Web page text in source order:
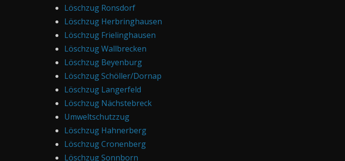
Löschzug Ronsdorf
Löschzug Herbringhausen
Löschzug Frielinghausen
Löschzug Wallbrecken
Löschzug Beyenburg
Löschzug Schöller/Dornap
Löschzug Langerfeld
Löschzug Nächstebreck
Umweltschutzzug
Löschzug Hahnerberg
Löschzug Cronenberg
Löschzug Sonnborn